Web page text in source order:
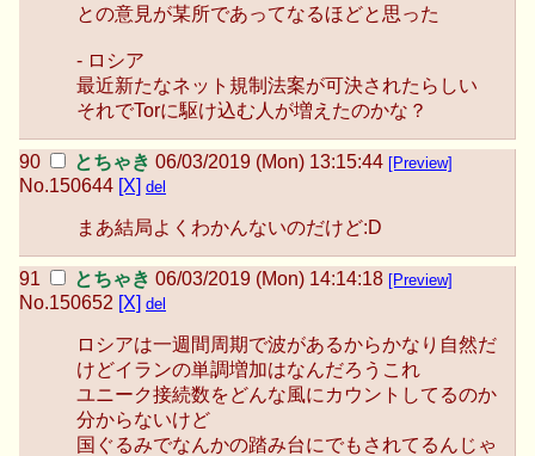
との意見が某所であってなるほどと思った
- ロシア
最近新たなネット規制法案が可決されたらしい
それでTorに駆け込む人が増えたのかな？
とちゃき 06/03/2019 (Mon) 13:15:44 [Preview]
No.150644 [X] del
まあ結局よくわかんないのだけど:D
とちゃき 06/03/2019 (Mon) 14:14:18 [Preview]
No.150652 [X] del
ロシアは一週間周期で波があるからかなり自然だ
けどイランの単調増加はなんだろうこれ
ユニーク接続数をどんな風にカウントしてるのか
分からないけど
国ぐるみでなんかの踏み台にでもされてるんじゃ